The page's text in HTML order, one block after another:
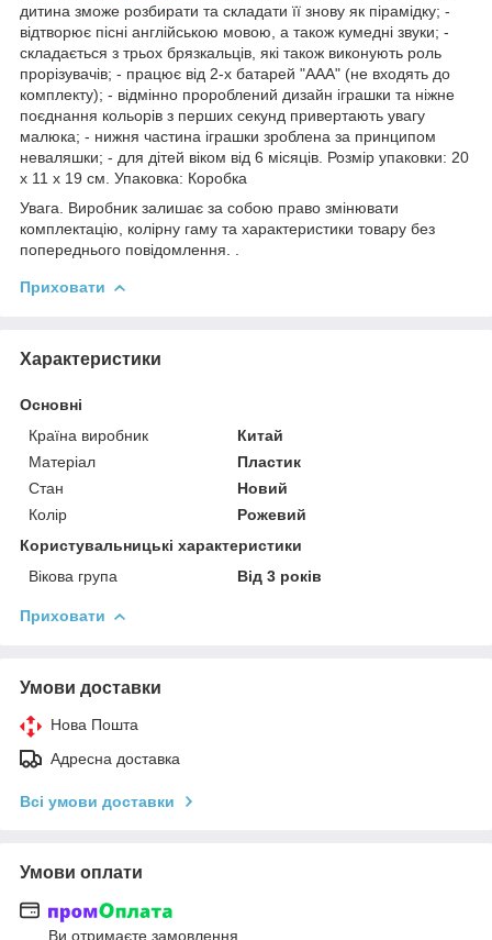
дитина зможе розбирати та складати її знову як пірамідку; -
відтворює пісні англійською мовою, а також кумедні звуки; -
складається з трьох брязкальців, які також виконують роль
прорізувачів; - працює від 2-х батарей "ААА" (не входять до
комплекту); - відмінно пророблений дизайн іграшки та ніжне
поєднання кольорів з перших секунд привертають увагу
малюка; - нижня частина іграшки зроблена за принципом
неваляшки; - для дітей віком від 6 місяців. Розмір упаковки: 20
х 11 х 19 см. Упаковка: Коробка
Увага. Виробник залишає за собою право змінювати
комплектацію, колірну гаму та характеристики товару без
попереднього повідомлення. .
Приховати
Характеристики
Основні
Країна виробник
Китай
Матеріал
Пластик
Стан
Новий
Колір
Рожевий
Користувальницькі характеристики
Вікова група
Від 3 років
Приховати
Умови доставки
Нова Пошта
Адресна доставка
Всі умови доставки
Умови оплати
Ви отримаєте замовлення